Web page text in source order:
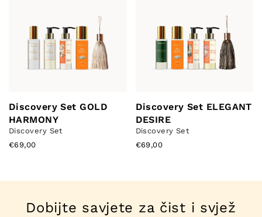
Discovery Set GOLD
HARMONY
Discovery Set
€69,00
Discovery Set ELEGANT
DESIRE
Discovery Set
€69,00
Dobijte savjete za čist i svjež